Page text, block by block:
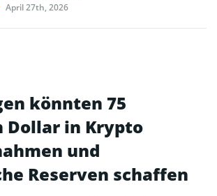
April 27th, 2026
könnten 75
Dollar in Krypto
und
Reserven schaffen